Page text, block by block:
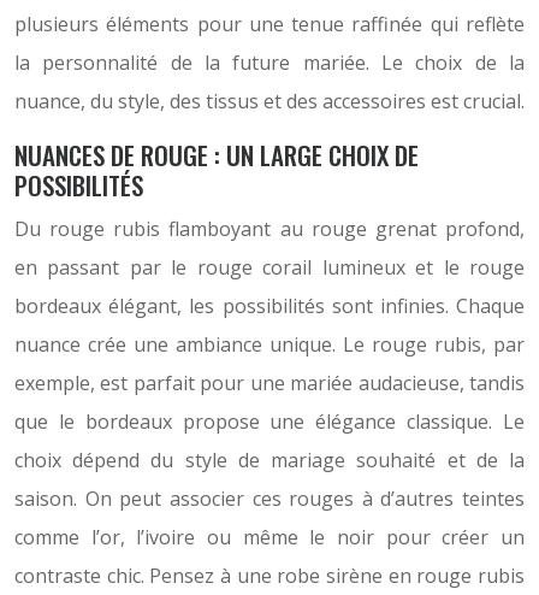
plusieurs éléments pour une tenue raffinée qui reflète
la personnalité de la future mariée. Le choix de la
nuance, du style, des tissus et des accessoires est crucial.
NUANCES DE ROUGE : UN LARGE CHOIX DE
POSSIBILITÉS
Du rouge rubis flamboyant au rouge grenat profond,
en passant par le rouge corail lumineux et le rouge
bordeaux élégant, les possibilités sont infinies. Chaque
nuance crée une ambiance unique. Le rouge rubis, par
exemple, est parfait pour une mariée audacieuse, tandis
que le bordeaux propose une élégance classique. Le
choix dépend du style de mariage souhaité et de la
saison. On peut associer ces rouges à d’autres teintes
comme l’or, l’ivoire ou même le noir pour créer un
contraste chic. Pensez à une robe sirène en rouge rubis